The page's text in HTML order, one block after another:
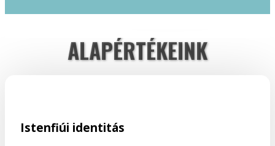
ALAPÉRTÉKEINK
Istenfiúi identitás